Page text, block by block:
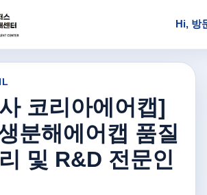
Hi, 방
코리아에어캡]
분해에어캡 품질
및 R&D 전문인